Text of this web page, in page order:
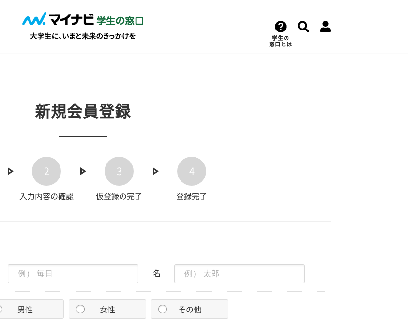
学生の
窓口とは
新規会員登録
2
入力内容の確認
3
仮登録の完了
4
登録完了
名
男性 女性 その他